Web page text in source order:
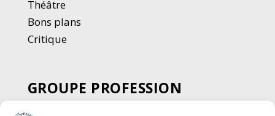
Théâtre
Bons plans
Critique
GROUPE PROFESSION
SPECTACLE